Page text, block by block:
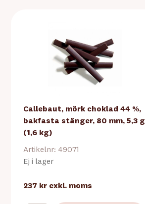
Callebaut, mörk choklad 44 %,
bakfasta stänger, 80 mm, 5,3 g
(1,6 kg)
Artikelnr: 49071
Ej i lager
237 kr exkl. moms